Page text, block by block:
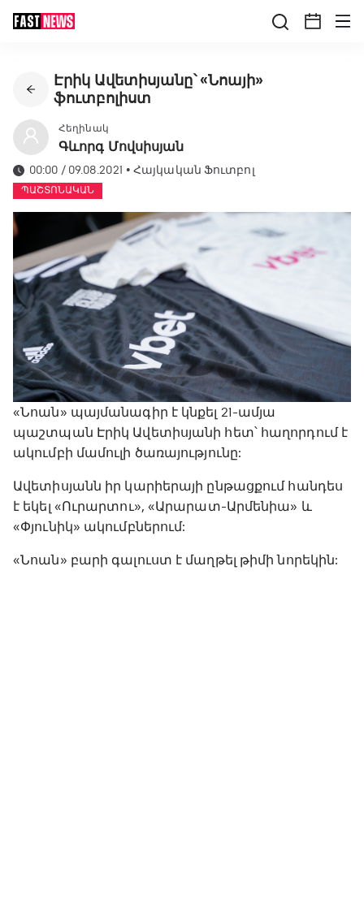
Էրիկ Ավետիսյանը՝ «Նոայի»
ֆուտբոլիստ
Հեղինակ
Գևորգ Մովսիսյան
00:00 / 09.08.2021 •Հայկական Ֆուտբոլ
ՊԱՇՏՈՆԱԿԱՆ
«Նոան» պայմանագիր է կնքել 21-ամյա
պաշտպան Էրիկ Ավետիսյանի հետ՝ հաղորդում է
ակումբի մամուլի ծառայությունը:
Ավետիսյանն իր կարիերայի ընթացքում հանդես
է եկել «Ուրարտու», «Արարատ-Արմենիա» և
«Փյունիկ» ակումբներում:
«Նոան» բարի գալուստ է մաղթել թիմի նորեկին: